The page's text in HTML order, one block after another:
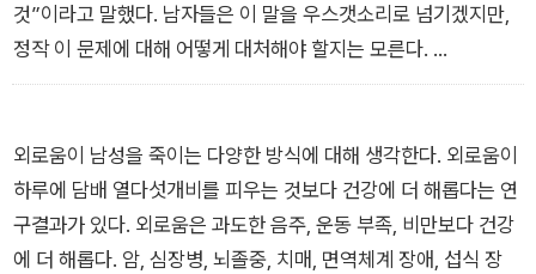
것”이라고 말했다. 남자들은 이 말을 우스갯소리로 넘기겠지만,
정작 이 문제에 대해 어떻게 대처해야 할지는 모른다.
「들어가며」에서
외로움이 남성을 죽이는 다양한 방식에 대해 생각한다. 외로움이
하루에 담배 열다섯개비를 피우는 것보다 건강에 더 해롭다는 연
구결과가 있다. 외로움은 과도한 음주, 운동 부족, 비만보다 건강
에 더 해롭다. 암, 심장병, 뇌졸중, 치매, 면역체계 장애, 섭식 장